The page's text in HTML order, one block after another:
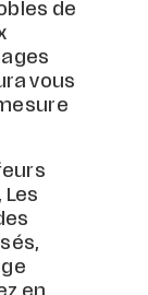
de
vous